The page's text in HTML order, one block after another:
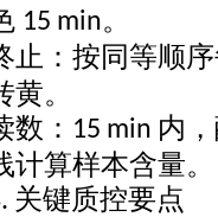
15 min。
止：按同等顺
黄。
数： 15 min 内
计算样本含量。
关键质控要点